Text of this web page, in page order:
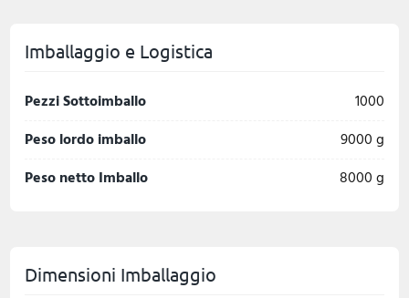
Imballaggio e Logistica
Pezzi Sottoimballo
1000
Peso lordo imballo
9000 g
Peso netto Imballo
8000 g
Dimensioni Imballaggio